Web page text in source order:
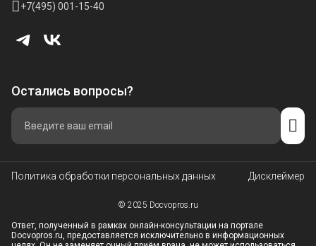
+7(495) 001-15-40
Остались вопросы?
Политика обработки персональных данных Дисклеймер
© 2025 Docvopros.ru
Ответ, полученный в рамках онлайн-консультации на портале
Docvopros.ru, предоставляется исключительно в информационных